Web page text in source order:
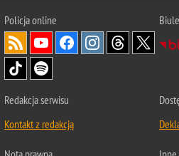
Policjaonline
Redakcja serwisu
Kontakt z redakcją